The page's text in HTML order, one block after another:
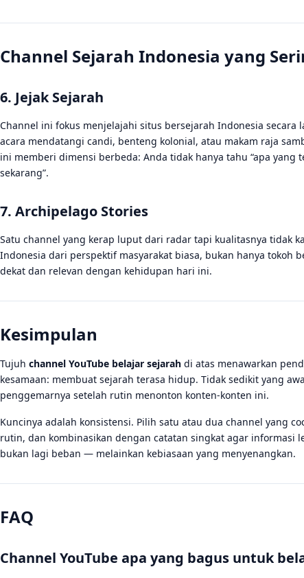
Channel Sejarah Indonesia yang
6. Jejak Sejarah
Channel ini fokus menjelajahi situs bersejarah Indonesia
acara mendatangi candi, benteng kolonial, atau makam raja
ini memberi dimensi berbeda: Anda tidak hanya tahu “apa yang
sekarang”.
7. Archipelago Stories
Satu channel yang kerap luput dari radar tapi kualitasnya tidak
Indonesia dari perspektif masyarakat biasa, bukan hanya tokoh
dekat dan relevan dengan kehidupan hari ini.
Kesimpulan
Tujuh channel YouTube belajar sejarah di atas menawarkan
kesamaan: membuat sejarah terasa hidup. Tidak sedikit yang
penggemarnya setelah rutin menonton konten-konten ini.
Kuncinya adalah konsistensi. Pilih satu atau dua channel yang
rutin, dan kombinasikan dengan catatan singkat agar informasi
bukan lagi beban — melainkan kebiasaan yang menyenangkan.
FAQ
Channel YouTube apa yang bagus untuk